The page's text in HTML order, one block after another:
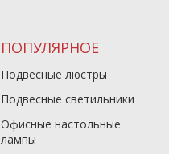
ПОПУЛЯРНОЕ
Подвесные люстры
Подвесные светильники
Офисные настольные
лампы